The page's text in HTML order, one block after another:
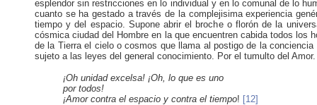
esplendor sin restricciones en lo individual y en lo comunal de lo
cuanto se ha gestado a través de la complejisima experiencia
tiempo y del espacio. Supone abrir el broche o florón de la
cósmica ciudad del Hombre en la que encuentren cabida todos los
de la Tierra el cielo o cosmos que llama al postigo de la
sujeto a las leyes del general conocimiento. Por el tumulto del
¡Oh unidad excelsa! ¡Oh, lo que es uno
por todos!
¡Amor contra el espacio y contra el tiempo! [12]